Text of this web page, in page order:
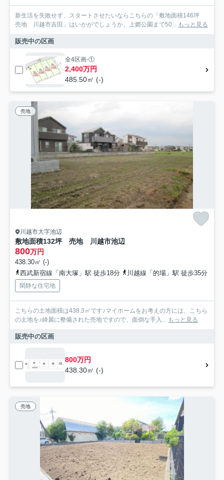
新生活を失敗せず、スタートさせたいならこちらの「敷地面積146坪
売地 川越市吉田」はいかがでしょうか。上郷公園まで50... もっと見る
販売中の区画
全4区画-①
2,400万円
485.50㎡ (-)
売地
川越市大字池辺
敷地面積132坪 売地 川越市池辺
800万円
438.30㎡ (-)
西武新宿線「南大塚」駅 徒歩18分
川越線「的場」駅 徒歩35分
閑静な住宅地
こちらの土地面積は438.3㎡です♪マイホームをお考えの方には、こちら
の土地を♪綺麗に整備された売地ですので、面倒な手入... もっと見る
販売中の区画
800万円
438.30㎡ (-)
売地